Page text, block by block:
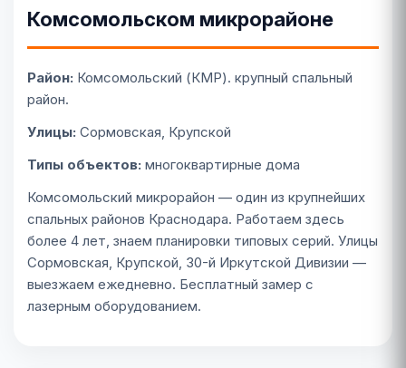
Комсомольском микрорайоне
Район: Комсомольский (КМР). крупный спальный
район.
Улицы: Сормовская, Крупской
Типы объектов: многоквартирные дома
Комсомольский микрорайон — один из крупнейших
спальных районов Краснодара. Работаем здесь
более 4 лет, знаем планировки типовых серий. Улицы
Сормовская, Крупской, 30-й Иркутской Дивизии —
выезжаем ежедневно. Бесплатный замер с
лазерным оборудованием.